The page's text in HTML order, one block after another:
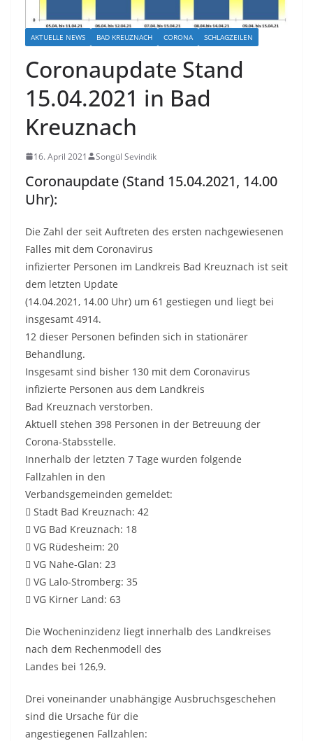
AKTUELLE NEWS BAD KREUZNACH CORONA SCHLAGZEILEN
Coronaupdate Stand
15.04.2021 in Bad
Kreuznach
16. April 2021 Songül Sevindik
Coronaupdate (Stand 15.04.2021, 14.00
Uhr):
Die Zahl der seit Auftreten des ersten nachgewiesenen
Falles mit dem Coronavirus
infizierter Personen im Landkreis Bad Kreuznach ist seit
dem letzten Update
(14.04.2021, 14.00 Uhr) um 61 gestiegen und liegt bei
insgesamt 4914.
12 dieser Personen befinden sich in stationärer
Behandlung.
Insgesamt sind bisher 130 mit dem Coronavirus
infizierte Personen aus dem Landkreis
Bad Kreuznach verstorben.
Aktuell stehen 398 Personen in der Betreuung der
Corona-Stabsstelle.
Innerhalb der letzten 7 Tage wurden folgende
Fallzahlen in den
Verbandsgemeinden gemeldet:
 Stadt Bad Kreuznach: 42
 VG Bad Kreuznach: 18
 VG Rüdesheim: 20
 VG Nahe-Glan: 23
 VG Lalo-Stromberg: 35
 VG Kirner Land: 63
Die Wocheninzidenz liegt innerhalb des Landkreises
nach dem Rechenmodell des
Landes bei 126,9.
Drei voneinander unabhängige Ausbruchsgeschehen
sind die Ursache für die
angestiegenen Fallzahlen: